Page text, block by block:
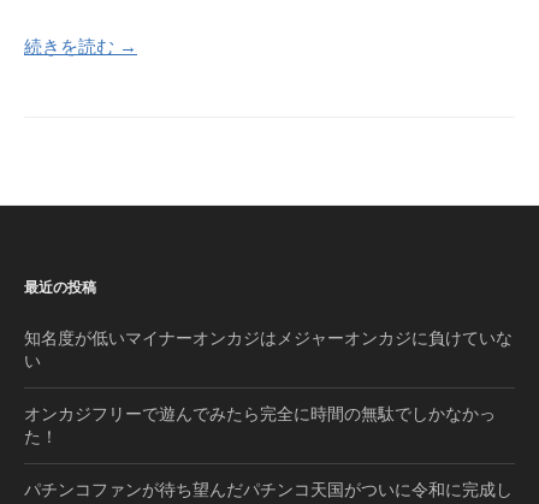
続きを読む →
最近の投稿
知名度が低いマイナーオンカジはメジャーオンカジに負けていな
い
オンカジフリーで遊んでみたら完全に時間の無駄でしかなかっ
た！
パチンコファンが待ち望んだパチンコ天国がついに令和に完成し